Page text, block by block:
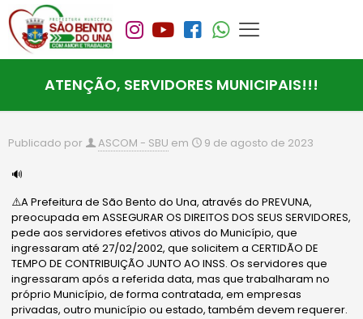
ATENÇÃO, SERVIDORES MUNICIPAIS!!!
Publicado por ASCOM - SBU em 9 de agosto de 2023
🔊
⚠️A Prefeitura de São Bento do Una, através do PREVUNA,
preocupada em ASSEGURAR OS DIREITOS DOS SEUS SERVIDORES,
pede aos servidores efetivos ativos do Município, que
ingressaram até 27/02/2002, que solicitem a CERTIDÃO DE
TEMPO DE CONTRIBUIÇÃO JUNTO AO INSS. Os servidores que
ingressaram após a referida data, mas que trabalharam no
próprio Município, de forma contratada, em empresas
privadas, outro município ou estado, também devem requerer.